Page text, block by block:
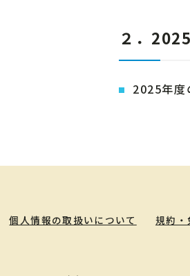
２．
2025年度
個人情報の取扱いについて 規約・